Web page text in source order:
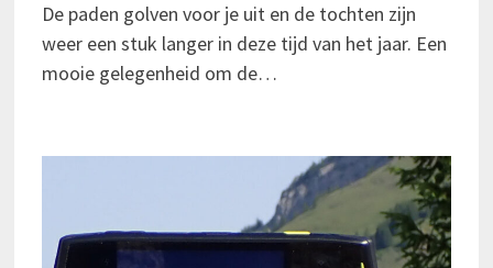
De paden golven voor je uit en de tochten zijn
weer een stuk langer in deze tijd van het jaar. Een
mooie gelegenheid om de…